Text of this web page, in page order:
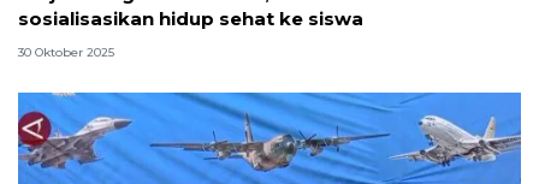
sosialisasikan hidup sehat ke siswa
30 Oktober 2025